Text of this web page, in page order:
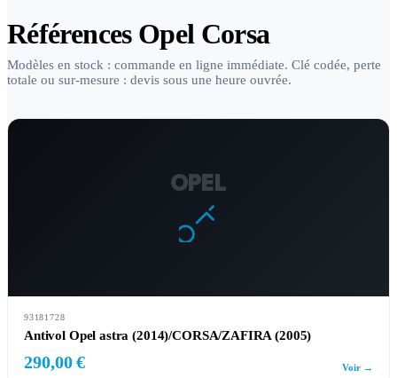
Références Opel Corsa
Modèles en stock : commande en ligne immédiate. Clé codée, perte
totale ou sur-mesure : devis sous une heure ouvrée.
OPEL
93181728
Antivol Opel astra (2014)/CORSA/ZAFIRA (2005)
290,00 € Voir →